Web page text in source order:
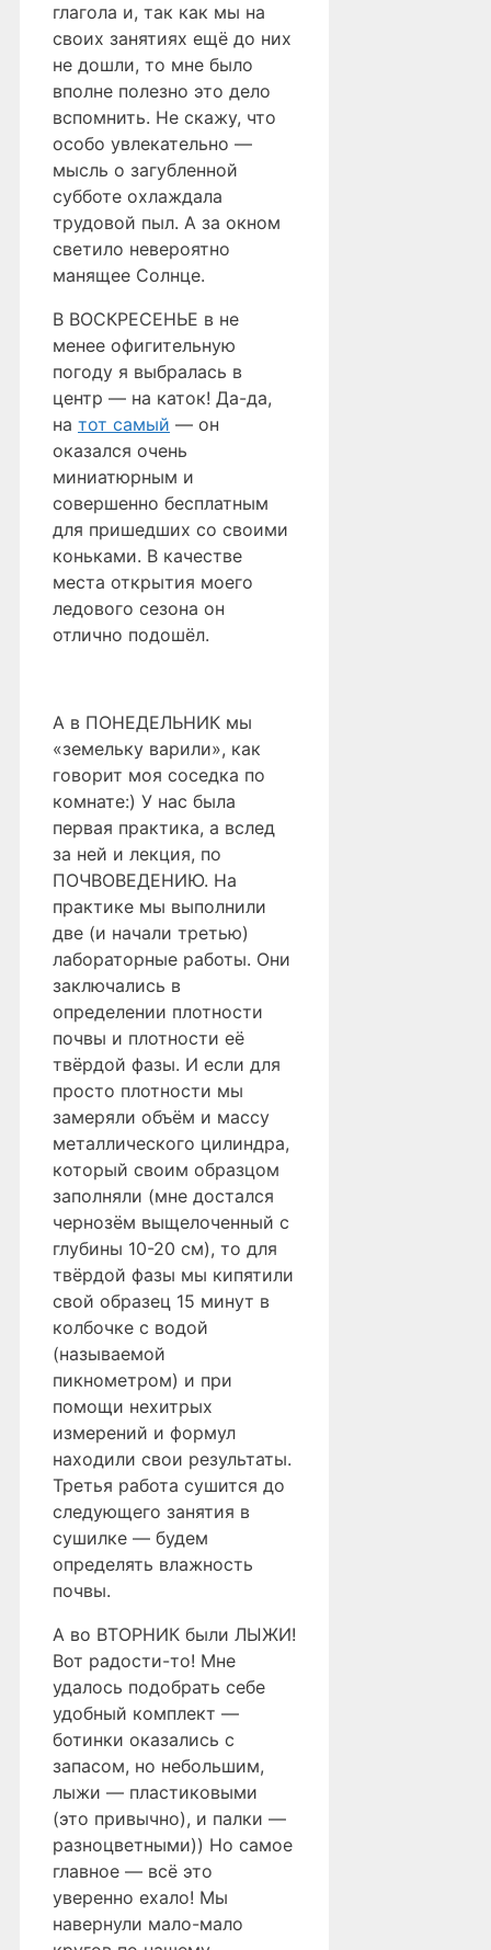
глагола и, так как мы на
своих занятиях ещё до них
не дошли, то мне было
вполне полезно это дело
вспомнить. Не скажу, что
особо увлекательно —
мысль о загубленной
субботе охлаждала
трудовой пыл. А за окном
светило невероятно
манящее Солнце.
В ВОСКРЕСЕНЬЕ в не
менее офигительную
погоду я выбралась в
центр — на каток! Да-да,
на тот самый — он
оказался очень
миниатюрным и
совершенно бесплатным
для пришедших со своими
коньками. В качестве
места открытия моего
ледового сезона он
отлично подошёл.
А в ПОНЕДЕЛЬНИК мы
«земельку варили», как
говорит моя соседка по
комнате:) У нас была
первая практика, а вслед
за ней и лекция, по
ПОЧВОВЕДЕНИЮ. На
практике мы выполнили
две (и начали третью)
лабораторные работы. Они
заключались в
определении плотности
почвы и плотности её
твёрдой фазы. И если для
просто плотности мы
замеряли объём и массу
металлического цилиндра,
который своим образцом
заполняли (мне достался
чернозём выщелоченный с
глубины 10-20 см), то для
твёрдой фазы мы кипятили
свой образец 15 минут в
колбочке с водой
(называемой
пикнометром) и при
помощи нехитрых
измерений и формул
находили свои результаты.
Третья работа сушится до
следующего занятия в
сушилке — будем
определять влажность
почвы.
А во ВТОРНИК были ЛЫЖИ!
Вот радости-то! Мне
удалось подобрать себе
удобный комплект —
ботинки оказались с
запасом, но небольшим,
лыжи — пластиковыми
(это привычно), и палки —
разноцветными)) Но самое
главное — всё это
уверенно ехало! Мы
навернули мало-мало